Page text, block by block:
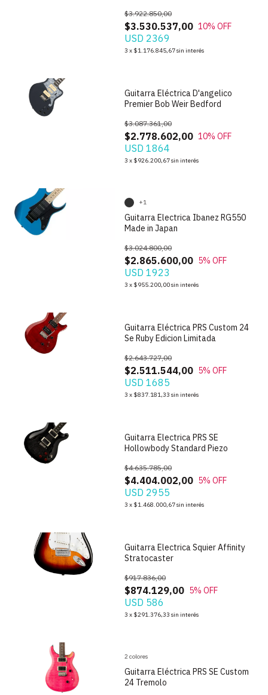
$3.530.537,00
$3.922.850,00
10% OFF
USD 2369
3 x $1.176.845,67sin interés
Guitarra Eléctrica D'angelico
Premier Bob Weir Bedford
$2.778.602,00
$3.087.361,00
10% OFF
USD 1864
3 x $926.200,67sin interés
Guitarra Electrica Ibanez RG550
Made in Japan
$2.865.600,00
$3.024.800,00
5% OFF
USD 1923
3 x $955.200,00sin interés
+1
Guitarra Eléctrica PRS Custom 24
Se Ruby Edicion Limitada
$2.511.544,00
$2.643.727,00
5% OFF
USD 1685
3 x $837.181,33 sin interés
Guitarra Electrica PRS SE
Hollowbody Standard Piezo
$4.404.002,00
$4.635.785,00
5% OFF
USD 2955
3 x $1.468.000,67sin interés
Guitarra Electrica Squier Affinity
Stratocaster
$874.129,00
$917.836,00
5% OFF
USD 586
3 x $291.376,33 sin interés
Guitarra Eléctrica PRS SE Custom
24 Tremolo
2 colores